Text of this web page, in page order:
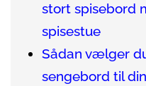
stort spisebord
spisestue
Sådan vælger
sengebord til